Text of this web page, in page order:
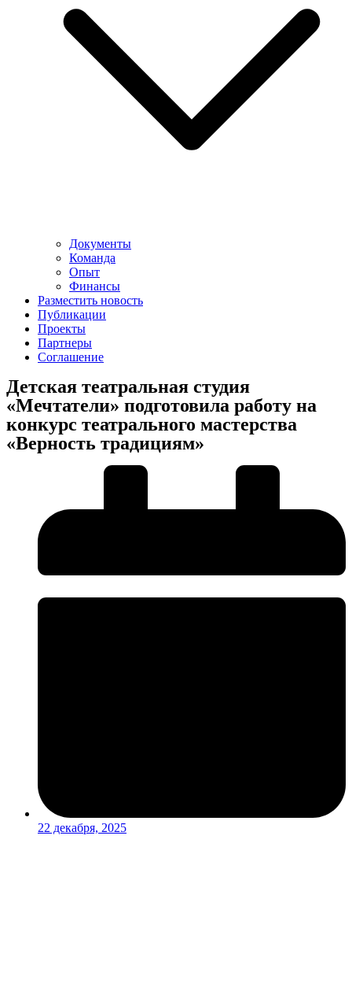
Документы
Команда
Опыт
Финансы
Разместить новость
Публикации
Проекты
Партнеры
Соглашение
Детская театральная студия
«Мечтатели» подготовила работу на
конкурс театрального мастерства
«Верность традициям»
22 декабря, 2025